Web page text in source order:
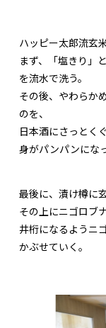
ハッピー太郎流玄
まず、「塩きり」
を流水で洗う。
その後、やわらか
のを、
日本酒にさっとく
身がパンパンにな
最後に、漬け樽に
その上にニゴロブ
井桁になるようニ
かぶせていく。